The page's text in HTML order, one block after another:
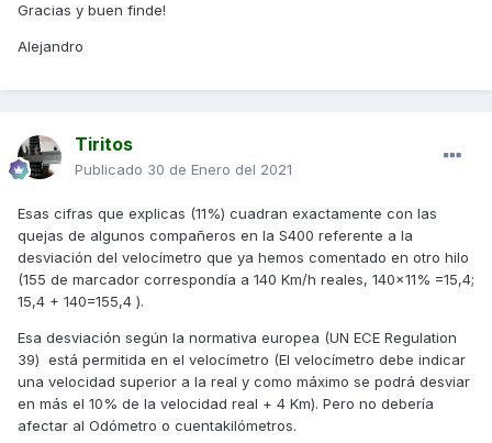
Gracias y buen finde!
Alejandro
Tiritos
Publicado 30 de Enero del 2021
Esas cifras que explicas (11%) cuadran exactamente con las
quejas de algunos compañeros en la S400 referente a la
desviación del velocímetro que ya hemos comentado en otro hilo
(155 de marcador correspondía a 140 Km/h reales, 140x11% =15,4;
15,4 + 140=155,4 ).
Esa desviación según la normativa europea (UN ECE Regulation
39) está permitida en el velocímetro (El velocímetro debe indicar
una velocidad superior a la real y como máximo se podrá desviar
en más el 10% de la velocidad real + 4 Km). Pero no debería
afectar al Odómetro o cuentakilómetros.